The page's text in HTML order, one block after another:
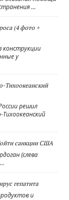
…
(4 фото +
конструкции
у
Тихоокеанский
решил
санкции США
(слева
гепатита
и